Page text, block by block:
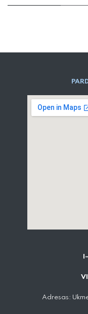
Adresas: